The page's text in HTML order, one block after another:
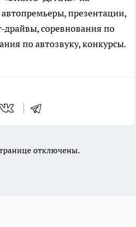
презентации,
драйвы, соревнования по
по автозвуку, конкурсы.
отключены.